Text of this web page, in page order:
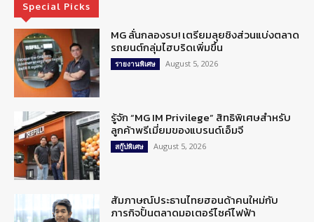
Special Picks
MG ลั่นกลองรบ! เตรียมลุยชิงส่วนแบ่งตลาด
รถยนต์กลุ่มไฮบริดเพิ่มขึ้น
รายงานพิเศษ August 5, 2026
รู้จัก “MG IM Privilege” สิทธิพิเศษสำหรับ
ลูกค้าพรีเมี่ยมของแบรนด์เอ็มจี
สกู๊ปพิเศษ August 5, 2026
สัมภาษณ์ประธานไทยฮอนด้าคนใหม่กับ
ภารกิจปั้นตลาดมอเตอร์ไซค์ไฟฟ้า